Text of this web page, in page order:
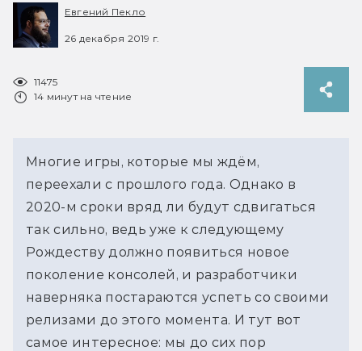
Евгений Пекло
26 декабря 2019 г.
11475
14 минут на чтение
Многие игры, которые мы ждём,
переехали с прошлого года. Однако в
2020-м сроки вряд ли будут сдвигаться
так сильно, ведь уже к следующему
Рождеству должно появиться новое
поколение консолей, и разработчики
наверняка постараются успеть со своими
релизами до этого момента. И тут вот
самое интересное: мы до сих пор